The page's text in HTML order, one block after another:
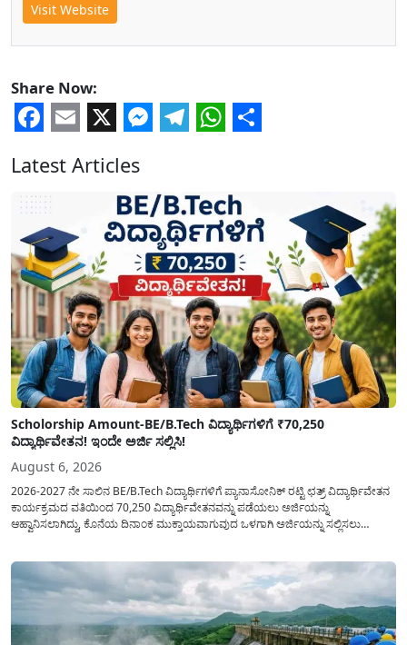
Visit Website
Share Now:
Latest Articles
Scholorship Amount-BE/B.Tech ವಿದ್ಯಾರ್ಥಿಗಳಿಗೆ ₹70,250
ವಿದ್ಯಾರ್ಥಿವೇತನ! ಇಂದೇ ಅರ್ಜಿ ಸಲ್ಲಿಸಿ!
August 6, 2026
2026-2027 ನೇ ಸಾಲಿನ BE/B.Tech ವಿದ್ಯಾರ್ಥಿಗಳಿಗೆ ಪ್ಯಾನಾಸೋನಿಕ್ ರಟ್ಟಿ ಛತ್ರ್ ವಿದ್ಯಾರ್ಥಿವೇತನ
ಕಾರ್ಯಕ್ರಮದ ವತಿಯಿಂದ 70,250 ವಿದ್ಯಾರ್ಥಿವೇತನವನ್ನು ಪಡೆಯಲು ಅರ್ಜಿಯನ್ನು
ಆಹ್ವಾನಿಸಲಾಗಿದ್ದು, ಕೊನೆಯ ದಿನಾಂಕ ಮುಕ್ತಾಯವಾಗುವುದ ಒಳಗಾಗಿ ಅರ್ಜಿಯನ್ನು ಸಲ್ಲಿಸಲು
ಜಾರಿಗೆ...